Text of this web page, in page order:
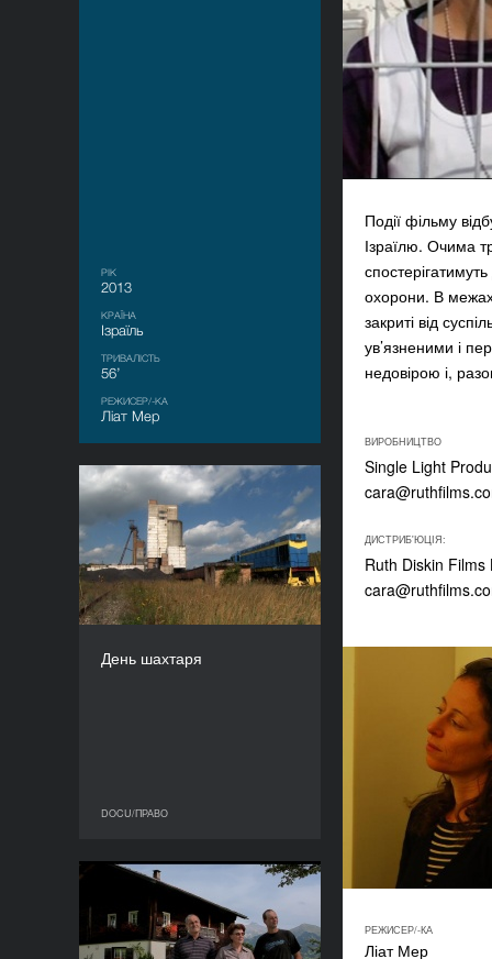
РІК
2013
КРАЇНА
Ізраїль
ТРИВАЛІСТЬ
56’
РЕЖИСЕР/-КА
Ліат Мер
Події фільму
Ізраїлю. Очима
охорони. В межах
закриті від
ув’язненими і
недовірою і,
ВИРОБНИЦТВО
Single Light
ДИСТРИБ'ЮЦІЯ:
Ruth Diskin
РЕЖИСЕР/-КА
Ліат Мер
День шахтаря
DOCU/ПРАВО
День шахтаря
РІК
2013
КРАЇНА
Франція
РЕЖИСЕР/-КА
Життя в раю – нелегали
по сусідству
РІК